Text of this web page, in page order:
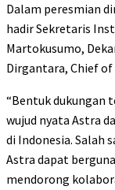
Dalam peresmian
hadir Sekretaris
Martokusumo,
Dirgantara, Chief of
“Bentuk dukungan
wujud nyata Astra
di Indonesia. Salah
Astra dapat
mendorong